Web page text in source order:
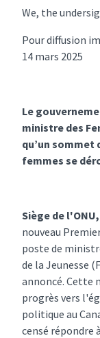
We, the
Pour diffusion
14 mars 2025
Le
ministre des
qu’un sommet
femmes se
Siège de
nouveau
poste de
de la Jeunesse
annoncé. Cette
progrès vers
politique au
censé répondre